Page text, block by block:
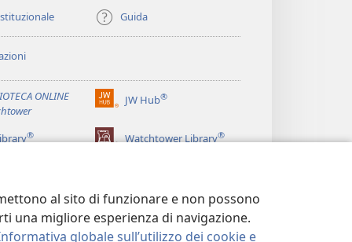
al sito di funzionare e non possono
una migliore esperienza di navigazione.
globale sull’utilizzo dei cookie e
Guida
ONLINE
JW Hub®
(apre
nuova
® Watchtower Library®